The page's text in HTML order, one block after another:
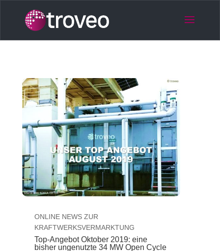
ONLINE NEWS ZUR
KRAFTWERKSVERMARKTUNG
Top-Angebot Oktober 2019: eine
bisher ungenutzte 34 MW Open Cycle